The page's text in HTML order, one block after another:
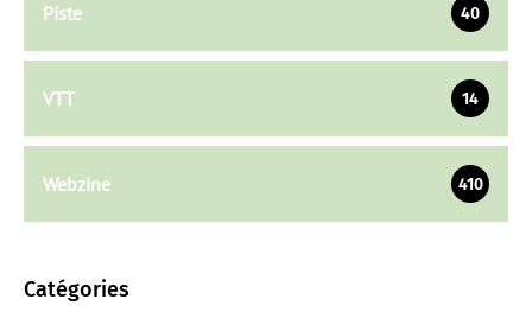
Piste 40
VTT 14
Webzine 410
Catégories